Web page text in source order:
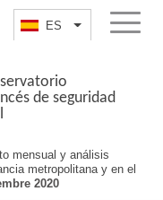
ES List additional
Menu
de seguridad
mensual y análisis
metropolitana y en el
2020